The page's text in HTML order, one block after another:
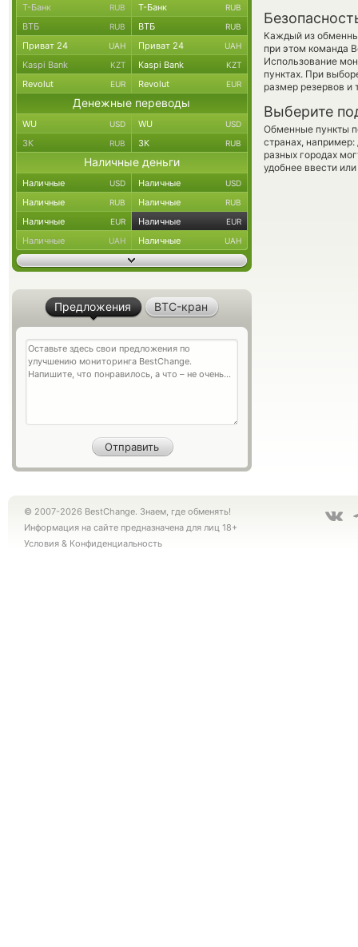
Каждый из
при этом команда
Использование
пунктах. При
размер резервов и
Выберите
Обменные пункты
странах, например:
разных городах
удобнее ввести
Т-Банк RUB Т-Банк RUB
ВТБ RUB ВТБ RUB
Приват 24 UAH Приват 24 UAH
Kaspi Bank KZT Kaspi Bank KZT
Revolut EUR Revolut EUR
Денежные переводы
WU USD WU USD
ЗК RUB ЗК RUB
Наличные деньги
Наличные USD Наличные USD
Наличные RUB Наличные RUB
Наличные EUR Наличные EUR
Наличные UAH Наличные UAH
Предложения BTC-кран
© 2007-2026 BestChange. Знаем, где обменять!
Информация на сайте предназначена для лиц 18+
Условия & Конфиденциальность